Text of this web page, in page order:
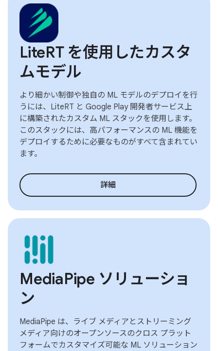
LiteRT を使用したカスタ
ムモデル
より細かい制御や独自の ML モデルのデプロイを行
うには、LiteRT と Google Play 開発者サービス上
に構築されたカスタム ML スタックを使用します。
このスタックには、高パフォーマンスの ML 機能を
デプロイするために必要なものがすべて含まれてい
ます。
詳細
MediaPipe ソリューショ
ン
MediaPipe は、ライブ メディアとストリーミング
メディア向けのオープンソースのクロス プラット
フォームでカスタマイズ可能な ML ソリューション